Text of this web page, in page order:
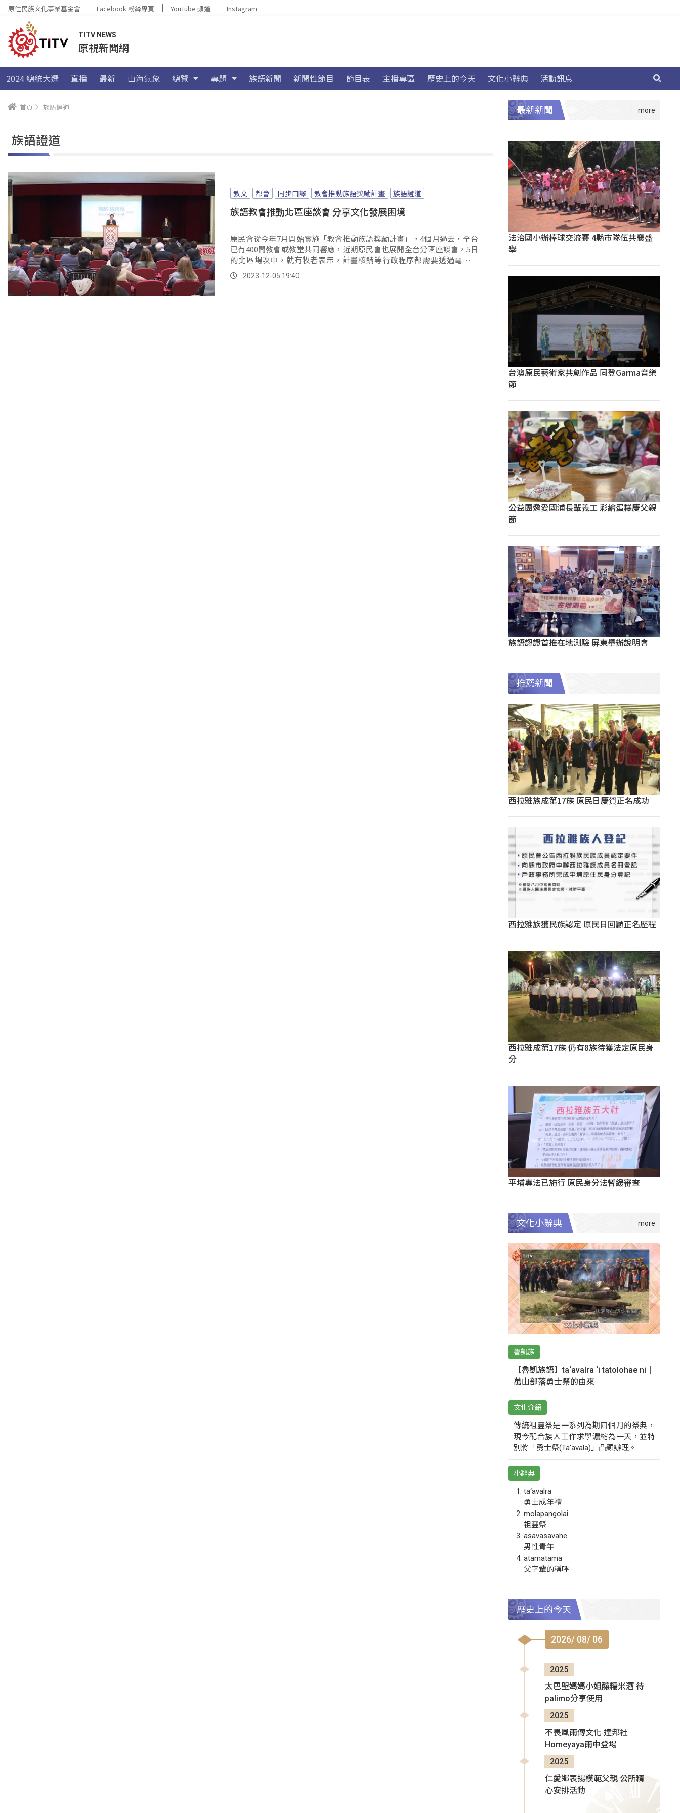
原住民族文化事業基金會 Facebook 粉絲專頁 YouTube 頻道 Instagram
TITV NEWS
原視新聞網
2024 總統大選 直播 最新 山海氣象 總覽 專題 族語新聞 新聞性節目 節目表 主播專區 歷史上的今天 文化小辭典 活動訊息
首頁 族語證道
族語證道
教文 都會 同步口譯 教會推動族語獎勵計畫 族語證道
族語教會推動北區座談會 分享文化發展困境
原民會從今年7月開始實施「教會推動族語獎勵計畫」，4個月過去，全台
已有400間教會或教堂共同響應，近期原民會也展開全台分區座談會，5日
的北區場次中，就有牧者表示，計畫核銷等行政程序都需要透過電腦執
行，入門不容易。
2023-12-05 19:40
最新新聞
法治國小辦棒球交流賽 4縣市隊伍共襄盛
舉
台澳原民藝術家共創作品 同登Garma音樂
節
公益團邀愛國浦長輩義工 彩繪蛋糕慶父親
節
族語認證首推在地測驗 屏東舉辦說明會
推薦新聞
西拉雅族成第17族 原民日慶賀正名成功
西拉雅族獲民族認定 原民日回顧正名歷程
西拉雅成第17族 仍有8族待獲法定原民身
分
平埔專法已施行 原民身分法暫緩審查
文化小辭典
魯凱族
【魯凱族語】ta‘avalra ‘i tatolohae ni｜
萬山部落勇士祭的由來
文化介紹
傳統祖靈祭是一系列為期四個月的祭典，
現今配合族人工作求學濃縮為一天，並特
別將「勇士祭(Ta‘avala)」凸顯辦理。
小辭典
ta‘avalra
勇士成年禮
molapangolai
祖靈祭
asavasavahe
男性青年
atamatama
父字輩的稱呼
歷史上的今天
2026/ 08/ 06
2025
太巴塱媽媽小姐釀糯米酒 待
palimo分享使用
2025
不畏風雨傳文化 達邦社
Homeyaya雨中登場
2025
仁愛鄉表揚模範父親 公所精
心安排活動